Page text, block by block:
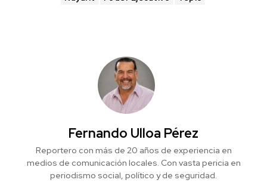
Fernando Ulloa Pérez
Reportero con más de 20 años de experiencia en
medios de comunicación locales. Con vasta pericia en
periodismo social, político y de seguridad.